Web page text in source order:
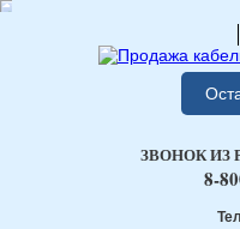
ЗВОНОК ИЗ
8-